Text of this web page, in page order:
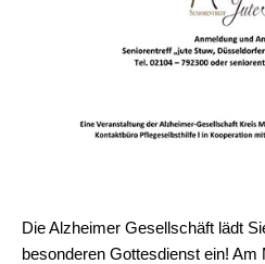
Die Alzheimer Gesellschäft lädt
besonderen Gottesdienst ein! Am